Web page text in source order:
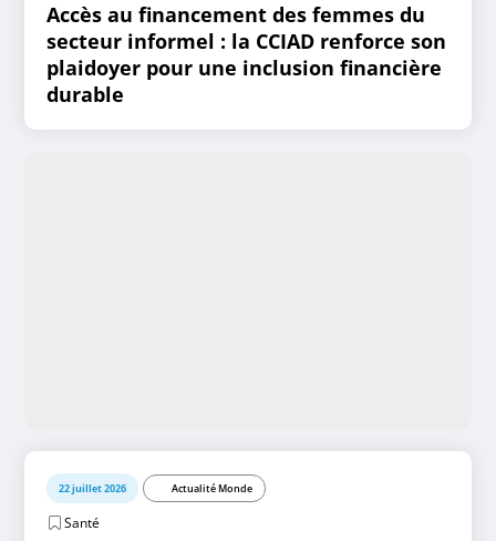
Accès au financement des femmes du
secteur informel : la CCIAD renforce son
plaidoyer pour une inclusion financière
durable
22 juillet 2026 Actualité Monde
Santé